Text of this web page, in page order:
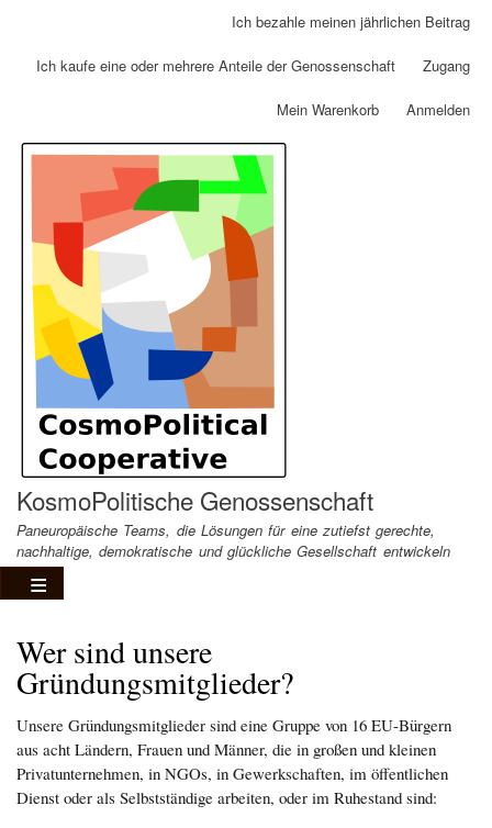
Direkt
Inhalt
Ich bezahle meinen jährlichen Beitrag
Ich kaufe eine oder mehrere Anteile der Genossenschaft Zugang
Mein Warenkorb Anmelden
KosmoPolitische Genossenschaft
Paneuropäische Teams, die Lösungen für eine zutiefst gerechte,
nachhaltige, demokratische und glückliche Gesellschaft entwickeln
Wer sind unsere
Gründungsmitglieder?
Unsere Gründungsmitglieder sind eine Gruppe von 16 EU-Bürgern
aus acht Ländern, Frauen und Männer, die in großen und kleinen
Privatunternehmen, in NGOs, in Gewerkschaften, im öffentlichen
Dienst oder als Selbstständige arbeiten, oder im Ruhestand sind: